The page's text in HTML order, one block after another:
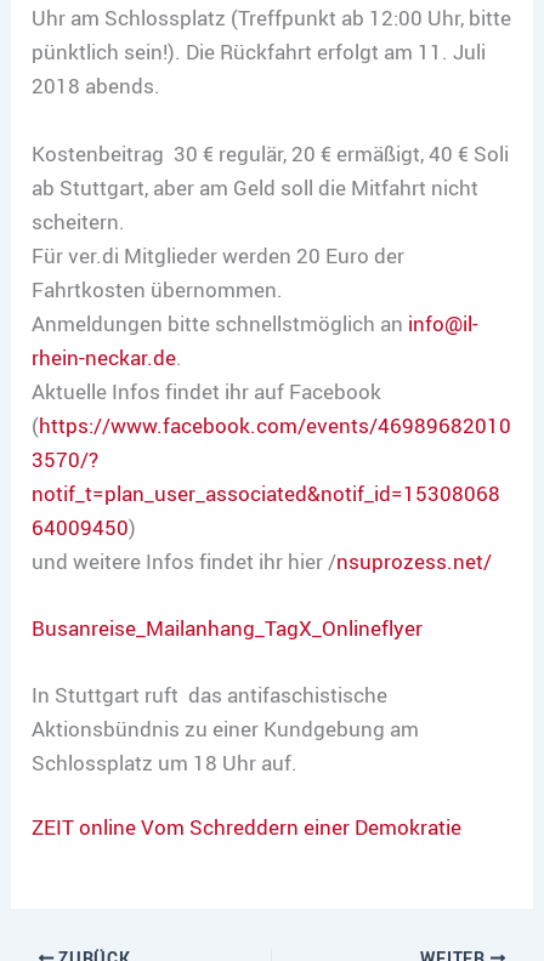
Uhr am Schlossplatz (Treffpunkt ab 12:00 Uhr, bitte
pünktlich sein!). Die Rückfahrt erfolgt am 11. Juli
2018 abends.
Kostenbeitrag 30 € regulär, 20 € ermäßigt, 40 € Soli
ab Stuttgart, aber am Geld soll die Mitfahrt nicht
scheitern.
Für ver.di Mitglieder werden 20 Euro der
Fahrtkosten übernommen.
Anmeldungen bitte schnellstmöglich an info@il-
rhein-neckar.de.
Aktuelle Infos findet ihr auf Facebook
(https://www.facebook.com/events/46989682010
3570/?
notif_t=plan_user_associated&notif_id=15308068
64009450)
und weitere Infos findet ihr hier /nsuprozess.net/
Busanreise_Mailanhang_TagX_Onlineflyer
In Stuttgart ruft das antifaschistische
Aktionsbündnis zu einer Kundgebung am
Schlossplatz um 18 Uhr auf.
ZEIT online Vom Schreddern einer Demokratie